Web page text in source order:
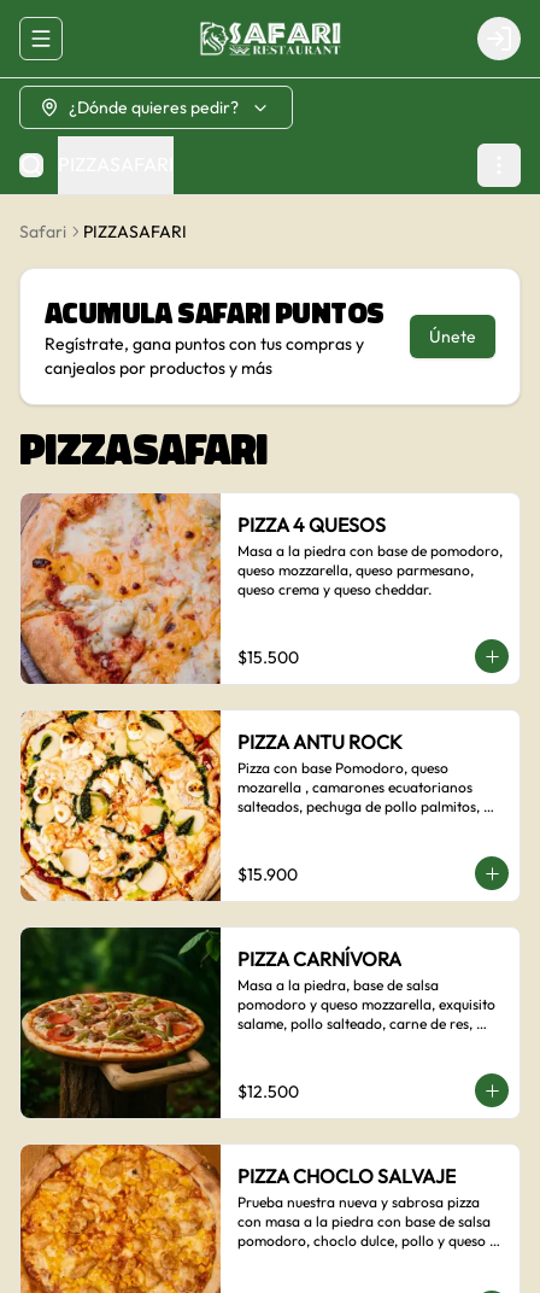
Abrir menu de navegación Login
¿Dónde quieres pedir?
Safari PIZZASAFARI
AcumulaSafari Puntos
Regístrate, gana puntos con tus compras y
canjealos por productos y más
Únete
PIZZASAFARI
PIZZA 4 QUESOS
Masa a la piedra con base de pomodoro,
queso mozzarella, queso parmesano,
queso crema y queso cheddar.
$15.500
PIZZA ANTU ROCK
Pizza con base Pomodoro, queso
mozarella , camarones ecuatorianos
salteados, pechuga de pollo palmitos,
$15.900
PIZZA CARNÍVORA
Masa a la piedra, base de salsa
pomodoro y queso mozzarella, exquisito
salame, pollo salteado, carne de res,
$12.500
PIZZA CHOCLO SALVAJE
Prueba nuestra nueva y sabrosa pizza
con masa a la piedra con base de salsa
pomodoro, choclo dulce, pollo y queso